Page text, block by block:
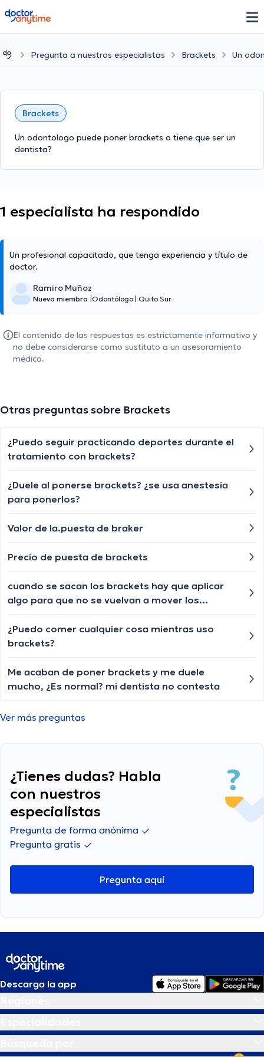
doctoranytime
Pregunta a nuestros especialistas Brackets Un
Brackets
Un odontologo puede poner brackets o tiene que ser un
dentista?
1 especialista ha respondido
Un profesional capacitado, que tenga experiencia y título de
doctor.
Ramiro Muñoz
Nuevo miembro Odontólogo Quito Sur
El contenido de las respuestas es estrictamente informativo y
no debe considerarse como sustituto a un asesoramiento
médico.
Otras preguntas sobre Brackets
¿Puedo seguir practicando deportes durante el
tratamiento con brackets?
¿Duele al ponerse brackets? ¿se usa anestesia
para ponerlos?
Valor de la.puesta de braker
Precio de puesta de brackets
cuando se sacan los brackets hay que aplicar
algo para que no se vuelvan a mover los
nada
¿Puedo comer cualquier cosa mientras uso
brackets?
Me acaban de poner brackets y me duele
mucho, ¿Es normal? mi dentista no contesta
Ver más preguntas
¿Tienes dudas? Habla
con nuestros
especialistas
Pregunta de forma anónima
Pregunta gratis
Pregunta aquí
Descarga la app